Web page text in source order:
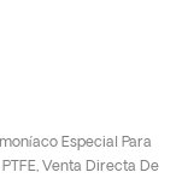
Especial Para
Venta Directa De